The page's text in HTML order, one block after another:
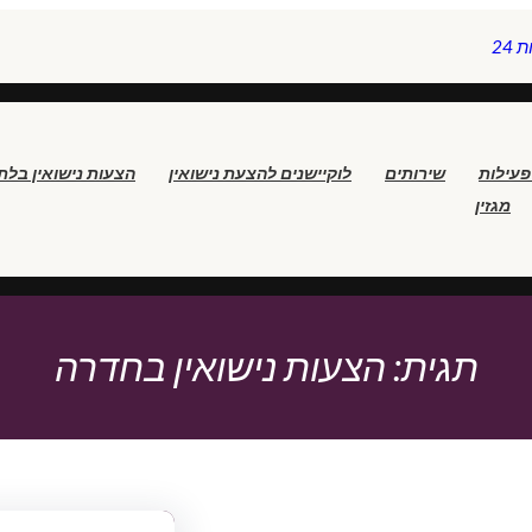
פעילות שירותים לוקיישנים להצעת נישואין
הצעות נישואין
מגזין
תגית:הצעות נישואין בחדרה